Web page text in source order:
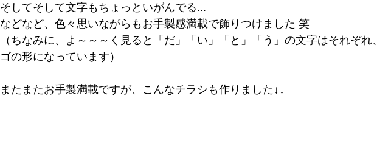
そしてそして文字もちょっといがんでる...
などなど、色々思いながらもお手製感満載で飾りつけました 笑
（ちなみに、よ～～～く見ると「だ」「い」「と」「う」の文字はそれぞれ
ゴの形になっています）
またまたお手製満載ですが、こんなチラシも作りました↓↓